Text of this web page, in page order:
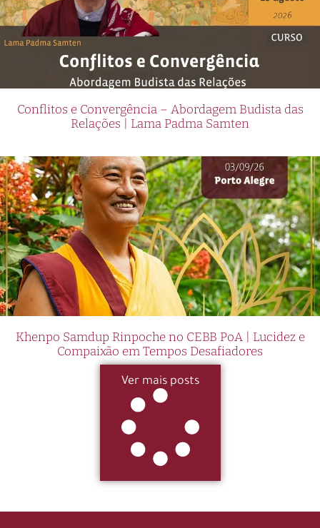
Conflitos e Convergência – Abordagem Budista das
Relações | Lama Padma Samten
Khenpo Samdup Rinpoche no CEBB PoA | Lucidez e
Compaixão em Tempos Desafiadores
Ver mais posts